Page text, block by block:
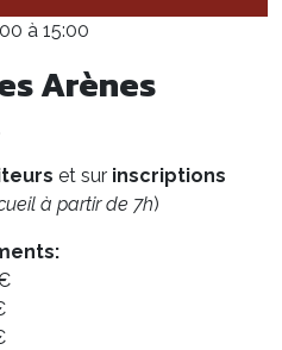
à 15:00
Arènes
et sur inscriptions
à partir de 7h)